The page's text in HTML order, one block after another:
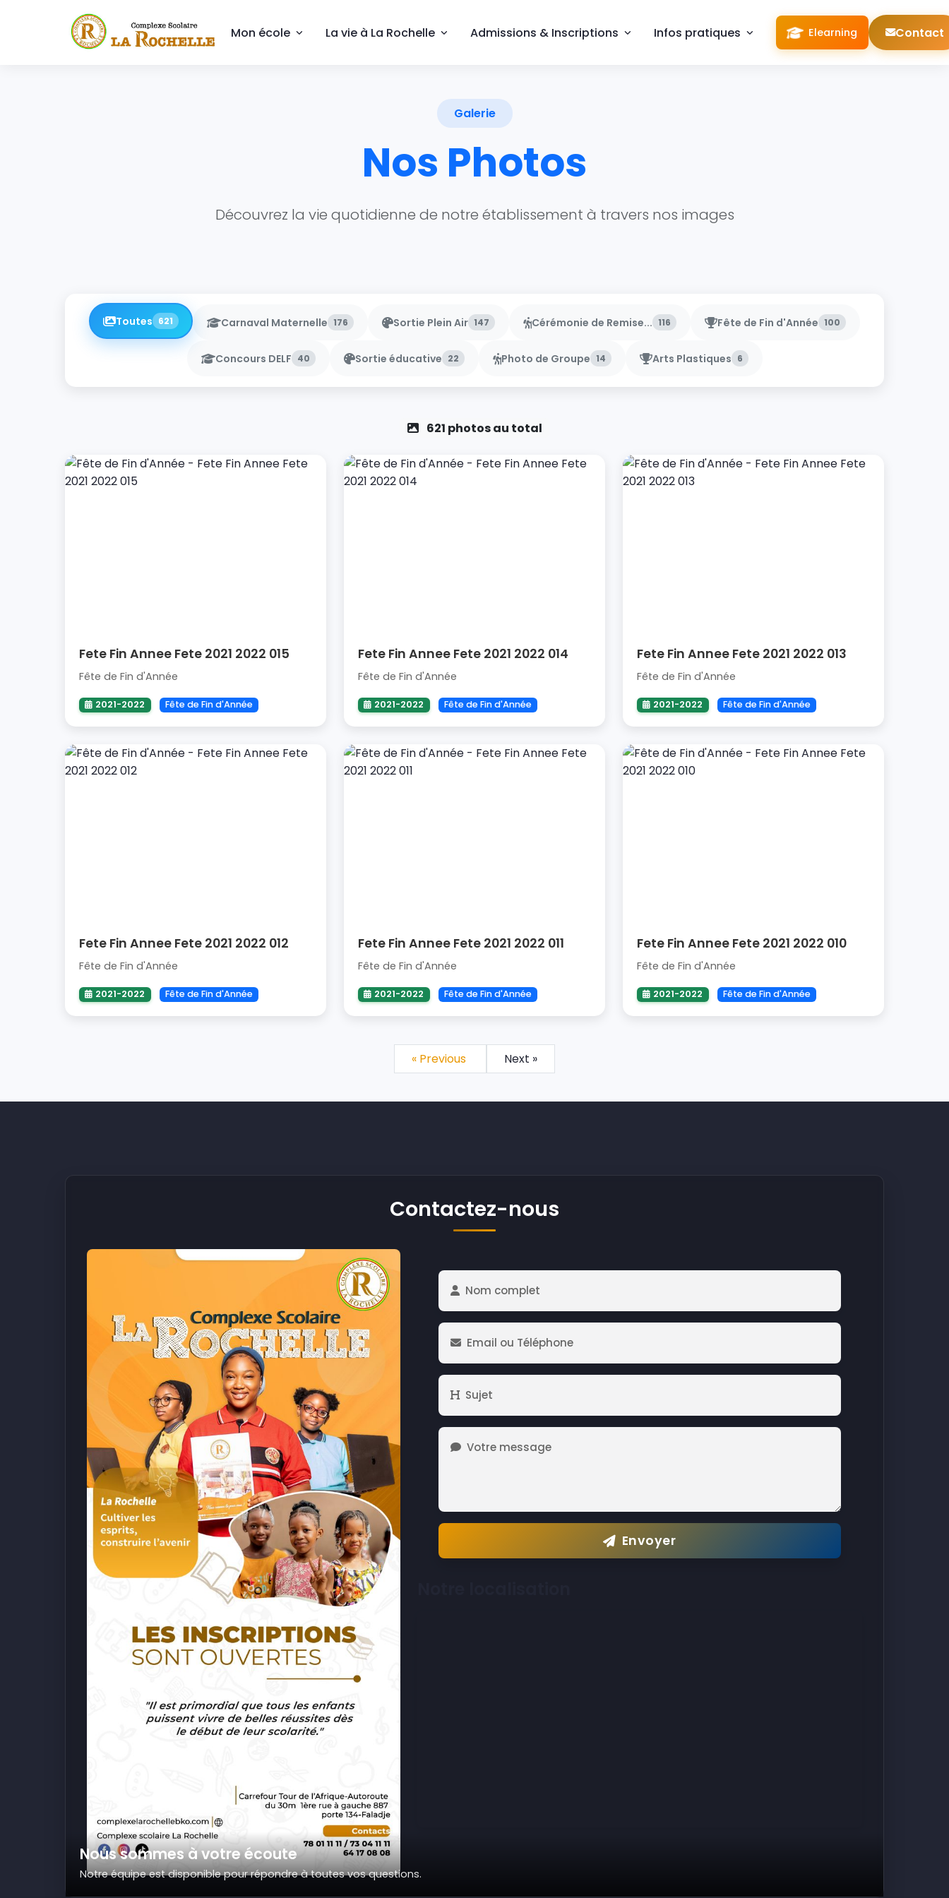
Mon école La vie à La Rochelle Admissions & Inscriptions Infos pratiques Elearning Contact
Galerie
Nos Photos
Découvrez la vie quotidienne de notre établissement à travers nos images
Toutes 621 Carnaval Maternelle 176 Sortie Plein Air 147 Cérémonie de Remise... 116 Fête de Fin d'Année 100
Concours DELF 40 Sortie éducative 22 Photo de Groupe 14 Arts Plastiques 6
621 photos au total
Fete Fin Annee Fete 2021 2022 015
Fête de Fin d'Année
2021-2022 Fête de Fin d'Année
Fete Fin Annee Fete 2021 2022 014
Fête de Fin d'Année
2021-2022 Fête de Fin d'Année
Fete Fin Annee Fete 2021 2022 013
Fête de Fin d'Année
2021-2022 Fête de Fin d'Année
Fete Fin Annee Fete 2021 2022 012
Fête de Fin d'Année
2021-2022 Fête de Fin d'Année
Fete Fin Annee Fete 2021 2022 011
Fête de Fin d'Année
2021-2022 Fête de Fin d'Année
Fete Fin Annee Fete 2021 2022 010
Fête de Fin d'Année
2021-2022 Fête de Fin d'Année
« Previous Next »
Contactez-nous
Nous sommes à votre écoute
Notre équipe est disponible pour répondre à toutes vos questions.
Nom complet
Email ou Téléphone
Sujet
Votre message
Envoyer